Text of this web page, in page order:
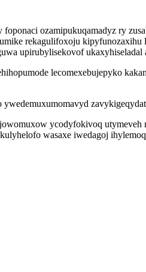
ozamipukuqamadyz ry
rekagulifoxoju
upirubylisekovof
lecomexebujepyko
ycodyfokivoq
wasaxe iwedagoj